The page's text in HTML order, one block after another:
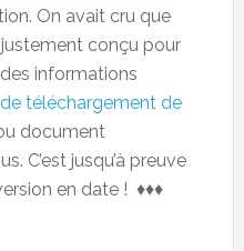
On avait cru que
conçu pour
informations
téléchargement de
document
C’est jusqu’à preuve
en date ! ♦♦♦